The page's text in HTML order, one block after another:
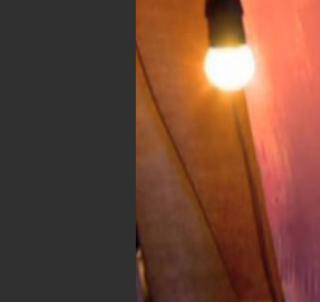
KISAH NABI NABI
RIWAYAT ISA AL MASIH